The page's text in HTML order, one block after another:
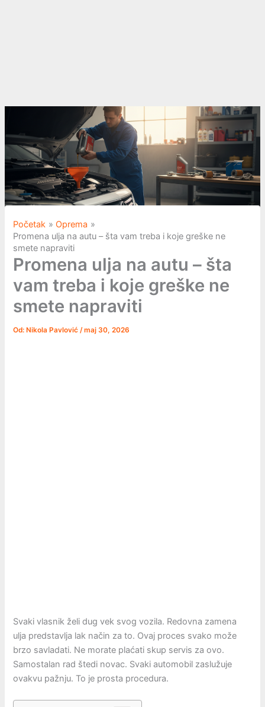
Početak
Oprema
Promena ulja na autu – šta vam treba i koje greške ne
smete napraviti
Promena ulja na autu – šta
vam treba i koje greške ne
smete napraviti
Od: Nikola Pavlović/maj 30, 2026
Svaki vlasnik želi dug vek svog vozila. Redovna zamena
ulja predstavlja lak način za to. Ovaj proces svako može
brzo savladati. Ne morate plaćati skup servis za ovo.
Samostalan rad štedi novac. Svaki automobil zaslužuje
ovakvu pažnju. To je prosta procedura.